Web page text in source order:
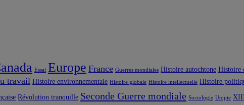
Essai Europe France Guerres mondiales Histoire autochtone Histoire
travail Histoire environnementale Histoire globale Histoire intellectuelle Histoire
Révolution tranquille Seconde Guerre mondiale Sociologie Utopie